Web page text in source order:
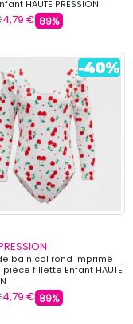
HAUTE PRESSION
4,79 € 89%
bain col rond imprimé
pièce fillette Enfant HAUTE
4,79 € 89%